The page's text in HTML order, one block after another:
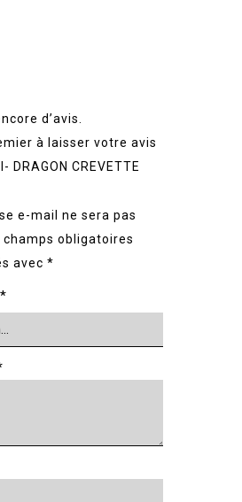
d’avis.
à laisser votre avis
DRAGON CREVETTE
e-mail ne sera pas
champs obligatoires
avec *
*